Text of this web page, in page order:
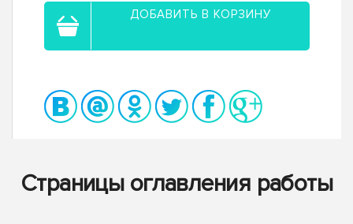
ДОБАВИТЬ В КОРЗИНУ
Страницы оглавления работы